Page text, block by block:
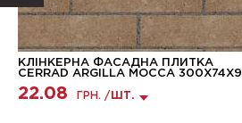
КЛІНКЕРНА ФАСАДНА ПЛИТКА
CERRAD ARGILLA MOCCA 300X74X9
22.08 ГРН. / ШТ.